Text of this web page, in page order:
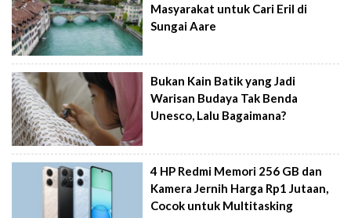
Masyarakat untuk Cari Eril di
Sungai Aare
Bukan Kain Batik yang Jadi
Warisan Budaya Tak Benda
Unesco, Lalu Bagaimana?
4 HP Redmi Memori 256 GB dan
Kamera Jernih Harga Rp1 Jutaan,
Cocok untuk Multitasking